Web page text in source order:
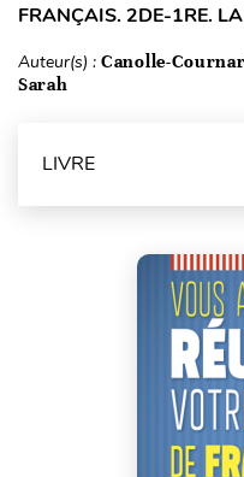
FRANÇAIS. 2DE-1RE.
Auteur(s) : Canolle-
Sarah
LIVRE